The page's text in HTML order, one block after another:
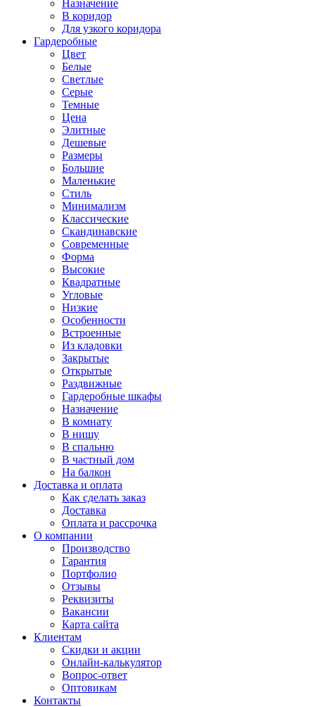
Назначение
В коридор
Для узкого коридора
Гардеробные
Цвет
Белые
Светлые
Серые
Темные
Цена
Элитные
Дешевые
Размеры
Большие
Маленькие
Стиль
Минимализм
Классические
Скандинавские
Современные
Форма
Высокие
Квадратные
Угловые
Низкие
Особенности
Встроенные
Из кладовки
Закрытые
Открытые
Раздвижные
Гардеробные шкафы
Назначение
В комнату
В нишу
В спальню
В частный дом
На балкон
Доставка и оплата
Как сделать заказ
Доставка
Оплата и рассрочка
О компании
Производство
Гарантия
Портфолио
Отзывы
Реквизиты
Вакансии
Карта сайта
Клиентам
Скидки и акции
Онлайн-калькулятор
Вопрос-ответ
Оптовикам
Контакты